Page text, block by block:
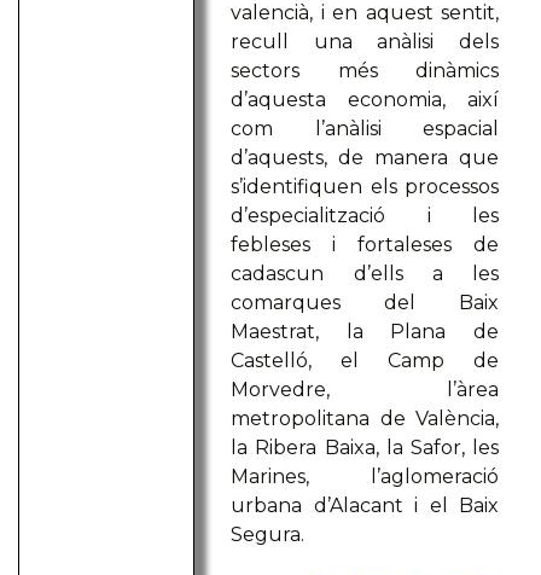
valencià, i en aquest sentit,
recull una anàlisi dels
sectors més dinàmics
d’aquesta economia, així
com l’anàlisi espacial
d’aquests, de manera que
s’identifiquen els processos
d’especialització i les
febleses i fortaleses de
cadascun d’ells a les
comarques del Baix
Maestrat, la Plana de
Castelló, el Camp de
Morvedre, l’àrea
metropolitana de València,
la Ribera Baixa, la Safor, les
Marines, l’aglomeració
urbana d’Alacant i el Baix
Segura.